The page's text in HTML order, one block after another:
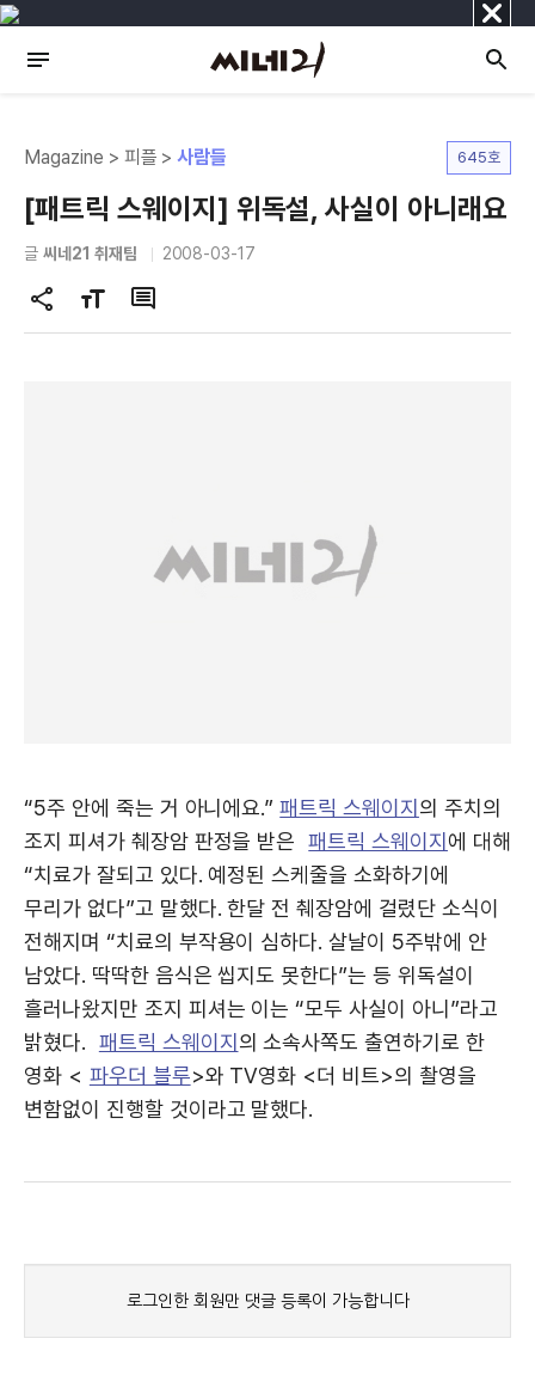
닫
기
Magazine > 피플 >사람들 645호
[패트릭 스웨이지] 위독설, 사실이 아니래요
글 씨네21 취재팀 2008-03-17
공
유
글
자
댓
글
“5주 안에 죽는 거 아니에요.”패트릭 스웨이지의 주치의
조지 피셔가 췌장암 판정을 받은 패트릭 스웨이지에 대해
“치료가 잘되고 있다. 예정된 스케줄을 소화하기에
무리가 없다”고 말했다. 한달 전 췌장암에 걸렸단 소식이
전해지며 “치료의 부작용이 심하다. 살날이 5주밖에 안
남았다. 딱딱한 음식은 씹지도 못한다”는 등 위독설이
흘러나왔지만 조지 피셔는 이는 “모두 사실이 아니”라고
밝혔다. 패트릭 스웨이지의 소속사쪽도 출연하기로 한
영화 < 파우더 블루>와 TV영화 <더 비트>의 촬영을
변함없이 진행할 것이라고 말했다.